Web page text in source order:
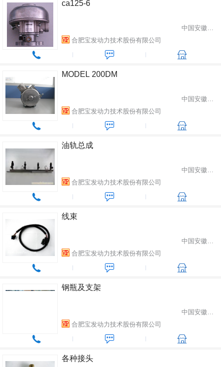
ca125-6
中国安徽省合肥市
合肥宝发动力技术股份有限公司
MODEL 200DM
中国安徽省合肥市
合肥宝发动力技术股份有限公司
油轨总成
中国安徽省合肥市
合肥宝发动力技术股份有限公司
线束
中国安徽省合肥市
合肥宝发动力技术股份有限公司
钢瓶及支架
中国安徽省合肥市
合肥宝发动力技术股份有限公司
各种接头